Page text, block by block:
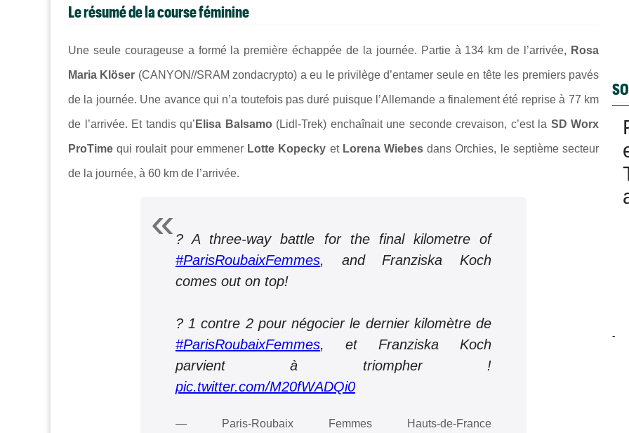
Le résumé de la course féminine
Une seule courageuse a formé la première échappée de la journée. Partie à 134 km de l’arrivée, Rosa
Maria Klöser (CANYON//SRAM zondacrypto) a eu le privilège d’entamer seule en tête les premiers pavés
de la journée. Une avance qui n’a toutefois pas duré puisque l’Allemande a finalement été reprise à 77 km
de l’arrivée. Et tandis qu’ Elisa Balsamo (Lidl-Trek) enchaînait une seconde crevaison, c’est la SD Worx
ProTime qui roulait pour emmener Lotte Kopecky et Lorena Wiebesdans Orchies, le septième secteur
de la journée, à 60 km de l’arrivée.
? A three-way battle for the final kilometre of
#ParisRoubaixFemmes, and Franziska Koch
comes out on top!
? 1 contre 2 pour négocier le dernier kilomètre de
#ParisRoubaixFemmes, et Franziska Koch
parvient à triompher !
pic.twitter.com/M20fWADQi0
— Paris-Roubaix Femmes Hauts-de-France
-